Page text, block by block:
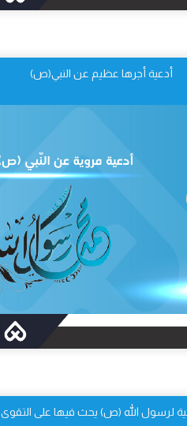
أدعية أجرها عظيم عن النبي(ص)
لرسول الله (ص) يحث فيها على التقوى